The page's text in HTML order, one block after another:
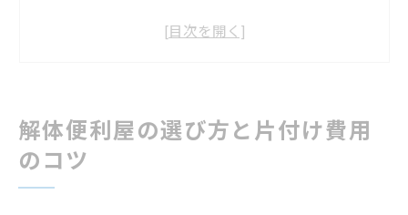
便利屋解体サービスの特徴と選び方
解体をスムーズに進める便利屋の活用術
家屋解体時の事前準備とポイント解説
解体便利屋の選び方と片付け費用
のコツ